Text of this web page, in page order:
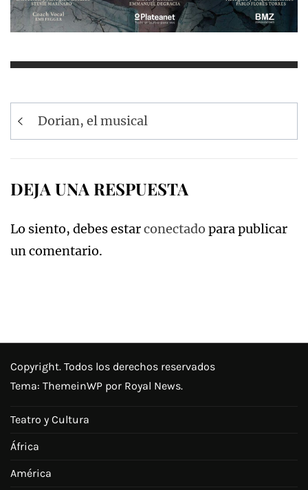
Navegación
de
Dorian, el musical
DEJA UNA RESPUESTA
Lo siento, debes estarconectado para publicar
un comentario.
Copyright. Todos los derechos reservados
Tema: ThemeinWP por Royal News.
Teatro y Cultura
África
América